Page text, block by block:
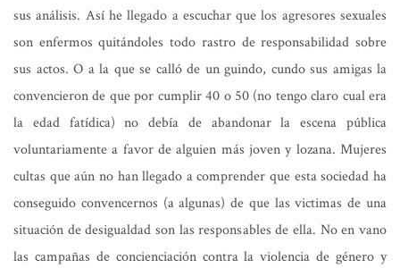
sus análisis. Así he llegado a escuchar que los agresores sexuales
son enfermos quitándoles todo rastro de responsabilidad sobre
sus actos. O a la que se calló de un guindo, cundo sus amigas la
convencieron de que por cumplir 40 o 50 (no tengo claro cual era
la edad fatídica) no debía de abandonar la escena pública
voluntariamente a favor de alguien más joven y lozana. Mujeres
cultas que aún no han llegado a comprender que esta sociedad ha
conseguido convencernos (a algunas) de que las victimas de una
situación de desigualdad son las responsables de ella. No en vano
las campañas de concienciación contra la violencia de género y